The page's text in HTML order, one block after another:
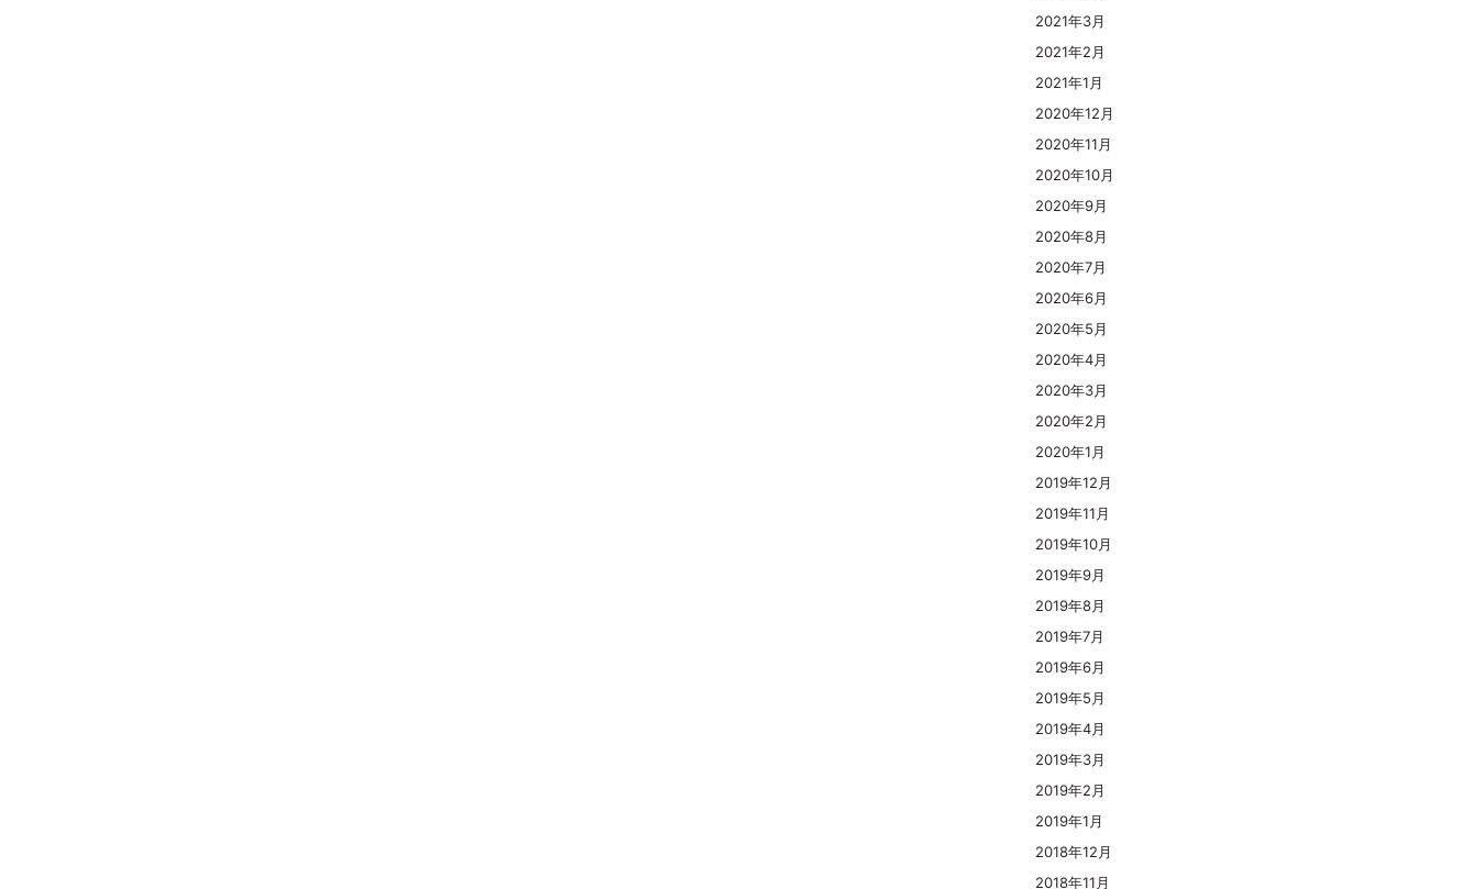
2021年3月
2021年2月
2021年1月
2020年12月
2020年11月
2020年10月
2020年9月
2020年8月
2020年7月
2020年6月
2020年5月
2020年4月
2020年3月
2020年2月
2020年1月
2019年12月
2019年11月
2019年10月
2019年9月
2019年8月
2019年7月
2019年6月
2019年5月
2019年4月
2019年3月
2019年2月
2019年1月
2018年12月
2018年11月